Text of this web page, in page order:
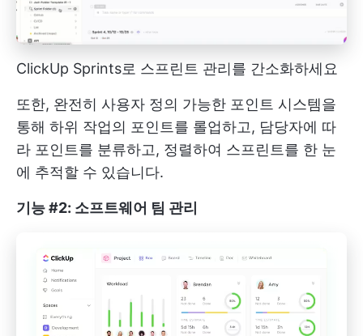
ClickUp Sprints로 스프린트 관리를 간소화하세요
또한, 완전히 사용자 정의 가능한 포인트 시스템을
통해 하위 작업의 포인트를 롤업하고, 담당자에 따
라 포인트를 분류하고, 정렬하여 스프린트를 한 눈
에 추적할 수 있습니다.
기능 #2: 소프트웨어 팀 관리